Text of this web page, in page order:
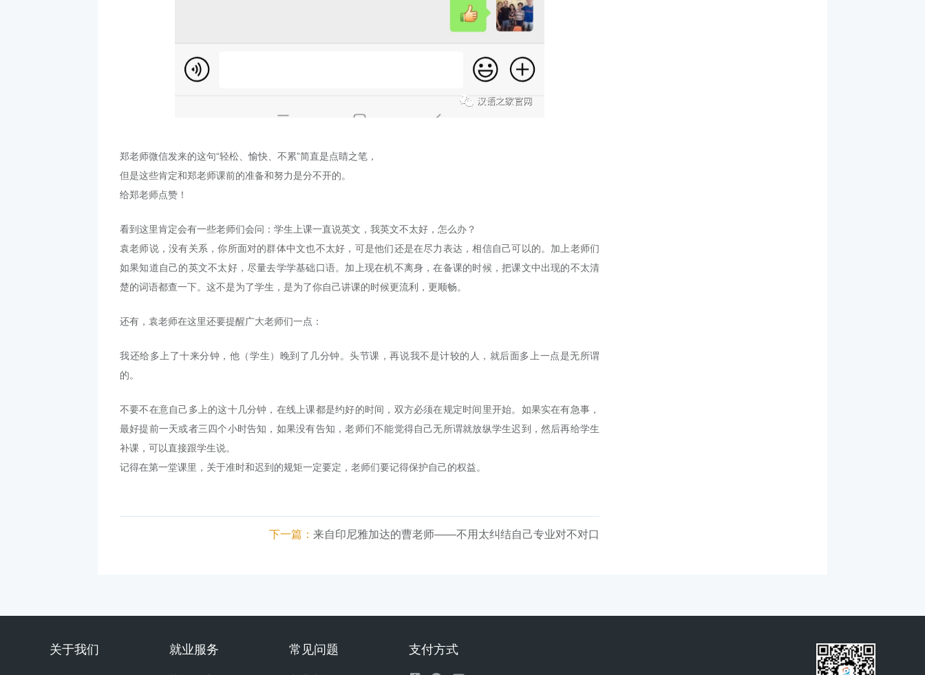
郑老师微信发来的这句“轻松、愉快、不累”简直是点睛之笔，
但是这些肯定和郑老师课前的准备和努力是分不开的。
给郑老师点赞！
看到这里肯定会有一些老师们会问：学生上课一直说英文，我英文不太好，怎么办？
袁老师说，没有关系，你所面对的群体中文也不太好，可是他们还是在尽力表达，相信自己可以的。加上老师们
如果知道自己的英文不太好，尽量去学学基础口语。加上现在机不离身，在备课的时候，把课文中出现的不太清
楚的词语都查一下。这不是为了学生，是为了你自己讲课的时候更流利，更顺畅。
还有，袁老师在这里还要提醒广大老师们一点：
我还给多上了十来分钟，他（学生）晚到了几分钟。头节课，再说我不是计较的人，就后面多上一点是无所谓
的。
不要不在意自己多上的这十几分钟，在线上课都是约好的时间，双方必须在规定时间里开始。如果实在有急事，
最好提前一天或者三四个小时告知，如果没有告知，老师们不能觉得自己无所谓就放纵学生迟到，然后再给学生
补课，可以直接跟学生说。
记得在第一堂课里，关于准时和迟到的规矩一定要定，老师们要记得保护自己的权益。
下一篇：来自印尼雅加达的曹老师——不用太纠结自己专业对不对口
关于我们 就业服务 常见问题 支付方式